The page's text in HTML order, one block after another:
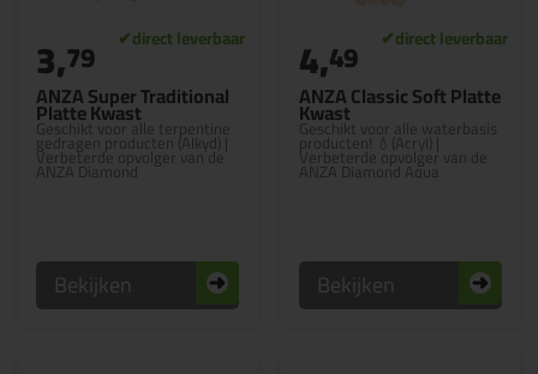
ANZA Super Traditional
Platte Kwast
Geschikt voor alle terpentine
gedragen producten (Alkyd) |
Verbeterde opvolger van de
ANZA Diamond
3,79
Bekijken
ANZA Classic Soft Platte
Kwast
Geschikt voor alle waterbasis
producten! 💧(Acryl) |
Verbeterde opvolger van de
ANZA Diamond Aqua
4,49
Bekijken